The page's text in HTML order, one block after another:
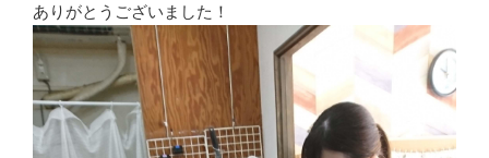
ありがとうございました！